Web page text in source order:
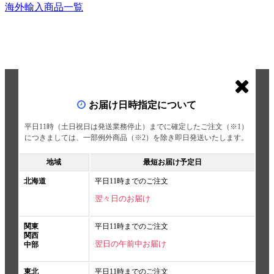
海外輸入商品一覧
お届け日時指定について
平日11時（土日祝日は発送業務停止）までに確定したご注文（※1）
につきましては、一部例外商品（※2）を除き即日発送いたします。
地域 最短お届け予定日
北海道 平日11時までのご注文
翌々日のお届け
関東
関西
中部
平日11時までのご注文
翌日の午前中お届け
東北
平日11時までのご注文